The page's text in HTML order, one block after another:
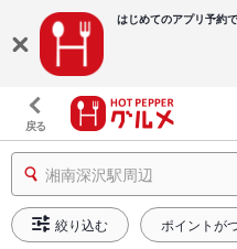
はじめてのアプリ予約
戻る
湘南深沢駅周辺
絞り込む ポイントが